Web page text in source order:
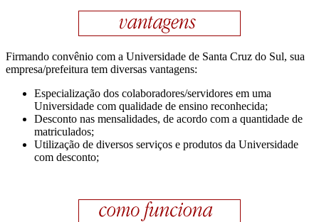
Firmando convênio com a Universidade de Santa Cruz do Sul, sua
empresa/prefeitura tem diversas vantagens:
Especialização dos colaboradores/servidores em uma
Universidade com qualidade de ensino reconhecida;
Desconto nas mensalidades, de acordo com a quantidade de
matriculados;
Utilização de diversos serviços e produtos da Universidade
com desconto;